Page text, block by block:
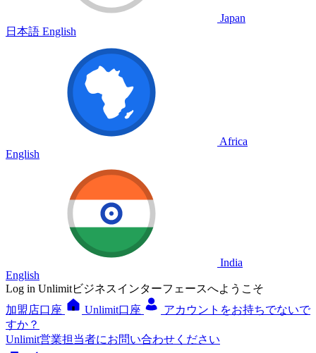
Japan
日本語 English
Africa
English
India
English
Log in Unlimitビジネスインターフェースへようこそ
加盟店口座
Unlimit口座
アカウントをお持ちでないで
すか？
Unlimit営業担当者にお問い合わせください